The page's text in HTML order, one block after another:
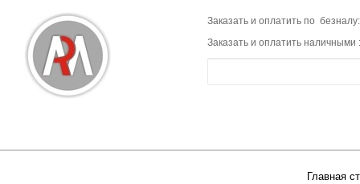
Заказать и оплатить по
Заказать и оплатить наличными
Главная